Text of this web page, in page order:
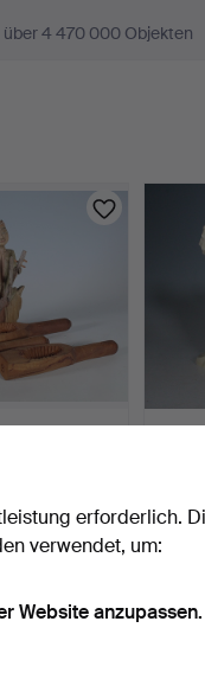
4 470 000 Objekten
erforderlich.
verwendet, um:
Website anzupassen.